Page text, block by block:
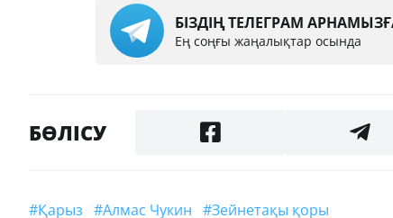
БІЗДІҢ ТЕЛЕГРАМ
Ең соңғы жаңалықтар осында
БӨЛІСУ
#қарыз #Алмас Чукин #Зейнетақы қоры